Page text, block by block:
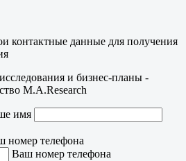
контактные данные для получения
и бизнес-планы -
M.A.Research
имя
номер телефона
Ваш номер телефона